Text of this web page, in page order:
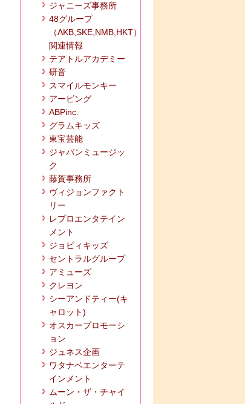
ジャニーズ事務所
48グループ
（AKB,SKE,NMB,HKT）
関連情報
テアトルアカデミー
研音
スマイルモンキー
アービング
ABPinc.
グラムキッズ
東宝芸能
ジャパンミュージッ
ク
藤賀事務所
ヴィジョンファクト
リー
レプロエンタテイン
メント
ジョビィキッズ
セントラルグループ
アミューズ
クレヨン
シーアンドティー(キ
ャロット)
オスカープロモーシ
ョン
ジュネス企画
ワタナベエンターテ
インメント
ムーン・ザ・チャイ